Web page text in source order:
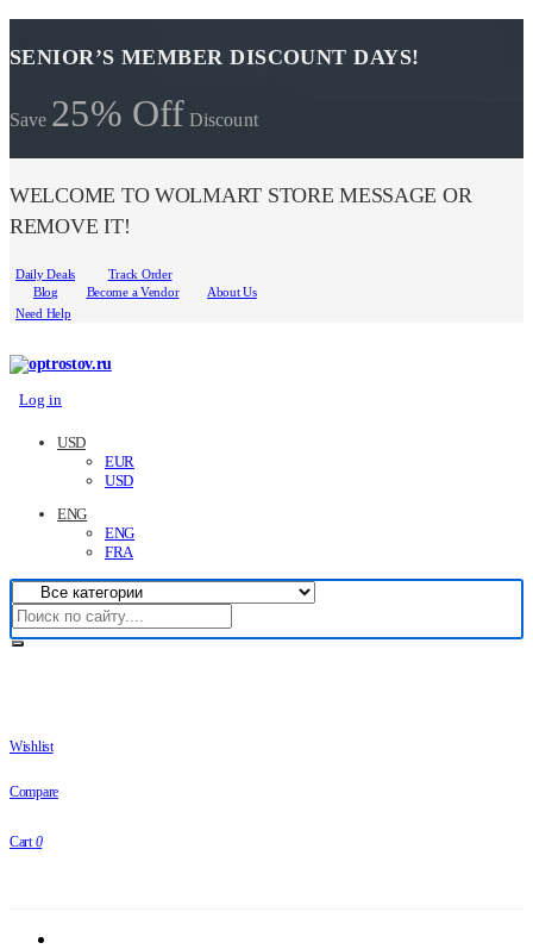
SENIOR’S MEMBER DISCOUNT DAYS!
Save 25% Off Discount
WELCOME TO WOLMART STORE MESSAGE OR
REMOVE IT!
Daily Deals
Track Order
Blog
Become a Vendor
About Us
Need Help
Log in
USD
EUR
USD
ENG
ENG
FRA
Wishlist
Compare
Cart 0